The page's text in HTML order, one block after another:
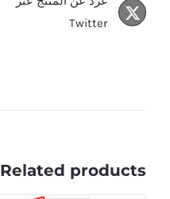
Twitter
Related products